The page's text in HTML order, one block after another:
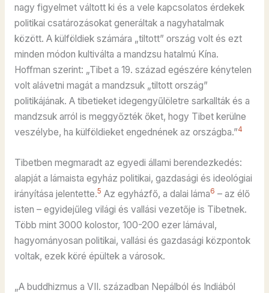
nagy figyelmet váltott ki és a vele kapcsolatos érdekek
politikai csatározásokat generáltak a nagyhatalmak
között. A külföldiek számára „tiltott” ország volt és ezt
minden módon kultiválta a mandzsu hatalmú Kína.
Hoffman szerint: „Tibet a 19. század egészére kénytelen
volt alávetni magát a mandzsuk „tiltott ország”
politikájának. A tibetieket idegengyűlöletre sarkallták és a
mandzsuk arról is meggyőzték őket, hogy Tibet kerülne
veszélybe, ha külföldieket engednének az országba.”4
Tibetben megmaradt az egyedi állami berendezkedés:
alapját a lámaista egyház politikai, gazdasági és ideológiai
irányítása jelentette.5 Az egyházfő, a dalai láma6 – az élő
isten – egyidejűleg világi és vallási vezetője is Tibetnek.
Több mint 3000 kolostor, 100-200 ezer lámával,
hagyományosan politikai, vallási és gazdasági központok
voltak, ezek köré épültek a városok.
„A buddhizmus a VII. században Nepálból és Indiából